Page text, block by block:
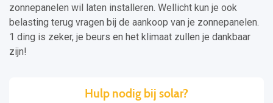
zonnepanelen wil laten installeren. Wellicht kun je ook
belasting terug vragen bij de aankoop van je zonnepanelen.
1 ding is zeker, je beurs en het klimaat zullen je dankbaar
zijn!
Hulp nodig bij solar?